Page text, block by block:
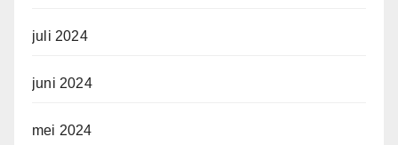
juli 2024
juni 2024
mei 2024